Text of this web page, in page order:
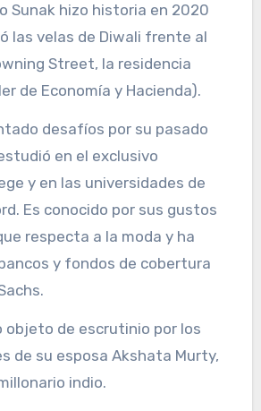
Sunak hizo historia en 2020
las velas de Diwali frente al
Street, la residencia
de Economía y Hacienda).
desafíos por su pasado
en el exclusivo
y en las universidades de
Es conocido por sus gustos
respecta a la moda y ha
y fondos de cobertura
objeto de escrutinio por los
de su esposa Akshata Murty,
indio.